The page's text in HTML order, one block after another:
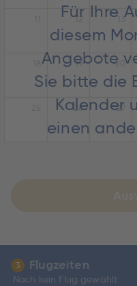
Für Ihre
diesem
Angebote
Sie bitte die
Kalender
einen
12 13
19 20
26 27
3 Flugzeiten
Noch kein Flug gewählt.